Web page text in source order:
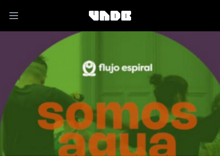
Open main menu